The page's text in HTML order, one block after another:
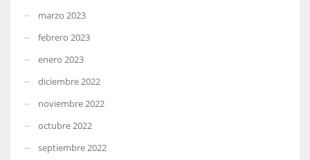
marzo 2023
febrero 2023
enero 2023
diciembre 2022
noviembre 2022
octubre 2022
septiembre 2022